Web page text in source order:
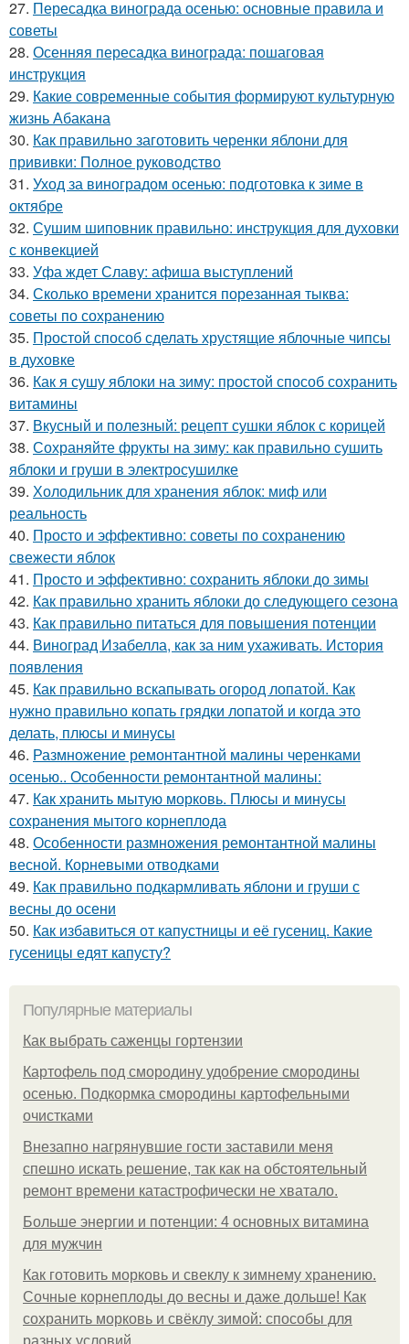
27. Пересадка винограда осенью: основные правила и
советы
28. Осенняя пересадка винограда: пошаговая
инструкция
29. Какие современные события формируют культурную
жизнь Абакана
30. Как правильно заготовить черенки яблони для
прививки: Полное руководство
31. Уход за виноградом осенью: подготовка к зиме в
октябре
32. Сушим шиповник правильно: инструкция для духовки
с конвекцией
33. Уфа ждет Славу: афиша выступлений
34. Сколько времени хранится порезанная тыква:
советы по сохранению
35. Простой способ сделать хрустящие яблочные чипсы
в духовке
36. Как я сушу яблоки на зиму: простой способ сохранить
витамины
37. Вкусный и полезный: рецепт сушки яблок с корицей
38. Сохраняйте фрукты на зиму: как правильно сушить
яблоки и груши в электросушилке
39. Холодильник для хранения яблок: миф или
реальность
40. Просто и эффективно: советы по сохранению
свежести яблок
41. Просто и эффективно: сохранить яблоки до зимы
42. Как правильно хранить яблоки до следующего сезона
43. Как правильно питаться для повышения потенции
44. Виноград Изабелла, как за ним ухаживать. История
появления
45. Как правильно вскапывать огород лопатой. Как
нужно правильно копать грядки лопатой и когда это
делать, плюсы и минусы
46. Размножение ремонтантной малины черенками
осенью.. Особенности ремонтантной малины:
47. Как хранить мытую морковь. Плюсы и минусы
сохранения мытого корнеплода
48. Особенности размножения ремонтантной малины
весной. Корневыми отводками
49. Как правильно подкармливать яблони и груши с
весны до осени
50. Как избавиться от капустницы и её гусениц. Какие
гусеницы едят капусту?
Популярные материалы
Как выбрать саженцы гортензии
Картофель под смородину удобрение смородины
осенью. Подкормка смородины картофельными
очистками
Внезапно нагрянувшие гости заставили меня
спешно искать решение, так как на обстоятельный
ремонт времени катастрофически не хватало.
Больше энергии и потенции: 4 основных витамина
для мужчин
Как готовить морковь и свеклу к зимнему хранению.
Сочные корнеплоды до весны и даже дольше! Как
сохранить морковь и свёклу зимой: способы для
разных условий